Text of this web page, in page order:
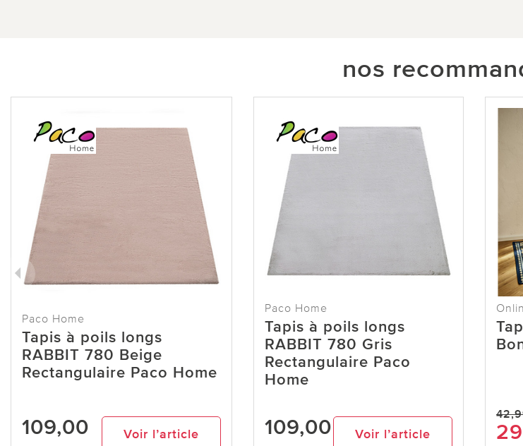
nos
Paco Home
Tapis à poils longs
RABBIT 780 Beige
Rectangulaire Paco Home
109,00 Voir l’article
Paco Home
Tapis à poils longs
RABBIT 780 Gris
Rectangulaire Paco
Home
109,00 Voir l’article